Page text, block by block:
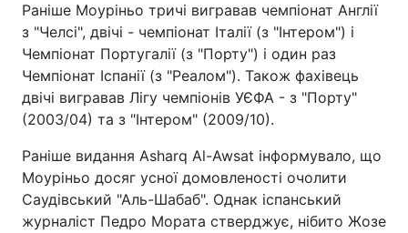
Раніше Моуріньо тричі вигравав чемпіонат Англії
з "Челсі", двічі - чемпіонат Італії (з "Інтером") і
Чемпіонат Португалії (з "Порту") і один раз
Чемпіонат Іспанії (з "Реалом"). Також фахівець
двічі вигравав Лігу чемпіонів УЄФА - з "Порту"
(2003/04) та з "Інтером" (2009/10).
Раніше видання Asharq Al-Awsat інформувало, що
Моуріньо досяг усної домовленості очолити
Саудівський "Аль-Шабаб". Однак іспанський
журналіст Педро Мората стверджує, нібито Жозе